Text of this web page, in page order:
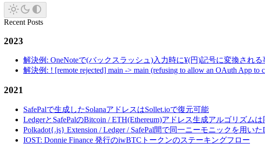
Recent Posts
2023
解決例: OneNoteで(バックスラッシュ)入力時に¥(円)記号に変換される
解決例: ! [remote rejected] main -> main (refusing to allow an OAuth App
2021
SafePalで生成したSolanaアドレスはSollet.ioで復元可能
LedgerとSafePalのBitcoin / ETH(Ethereum)アドレス生成アルゴリズム
Polkadot{.js} Extension / Ledger / SafePal間で同一ニーモニックを用い
IOST: Donnie Finance 発行のiwBTCトークンのステーキングフロー